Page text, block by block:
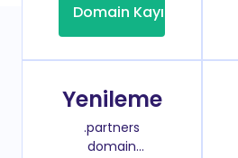
Domain Kayıt
Yenileme
.partners
domain